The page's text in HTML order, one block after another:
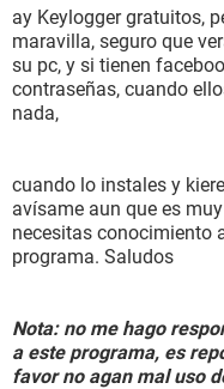
ay Keylogger gratuitos,
maravilla, seguro que
su pc, y si tienen
contraseñas, cuando
nada,
cuando lo instales y
avísame aun que es
necesitas conocimiento
programa. Saludos
Nota: no me hago
a este programa, es
favor no agan mal uso